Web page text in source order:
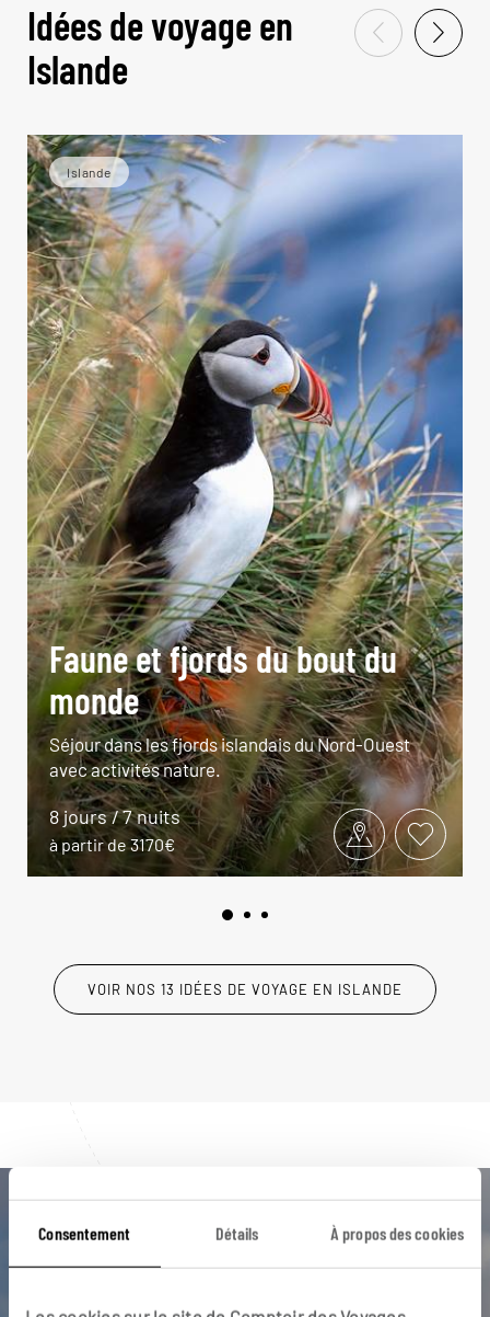
Consentement Détails À propos des cookies
Idées de voyage en
Islande
Islande
Faune et fjords du bout du
monde
Séjour dans les fjords islandais du Nord-Ouest
avec activités nature.
8 jours / 7 nuits
à partir de 3170€
VOIR NOS 13 IDÉES DE VOYAGE EN ISLANDE
Luciole,
l'appli qui vous guide en Islande